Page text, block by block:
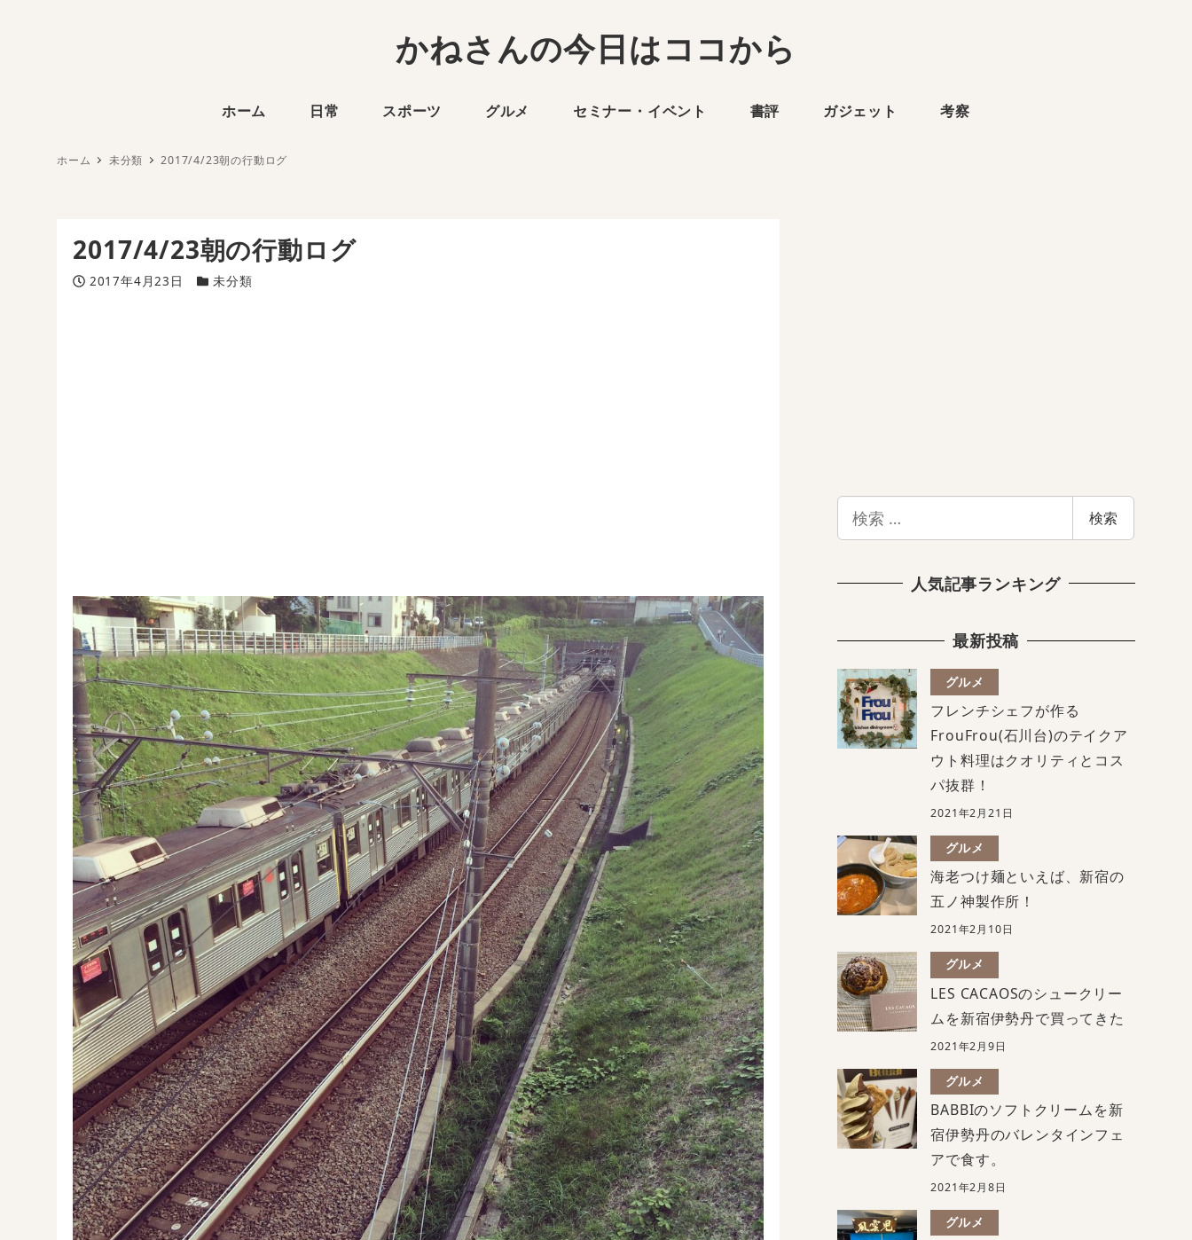
かねさんの今日はココから
ホーム 日常 スポーツ グルメ セミナー・イベント 書評 ガジェット 考察
ホーム 未分類 2017/4/23朝の行動ログ
2017/4/23朝の行動ログ
投稿日
2017年4月23日 カテゴリー
未分類
索
検索
人気記事ランキング
最新投稿
グルメ
フレンチシェフが作る
FrouFrou(石川台)のテイクア
ウト料理はクオリティとコス
パ抜群！
2021年2月21日
グルメ
海老つけ麺といえば、新宿の
五ノ神製作所！
2021年2月10日
グルメ
LES CACAOSのシュークリー
ムを新宿伊勢丹で買ってきた
2021年2月9日
グルメ
BABBIのソフトクリームを新
宿伊勢丹のバレンタインフェ
アで食す。
2021年2月8日
グルメ